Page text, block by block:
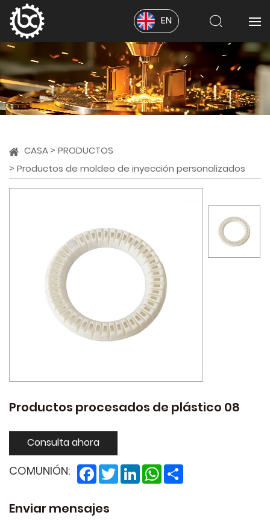
EN
CASA
PRODUCTOS
Productos de moldeo de inyección personalizados
Productos procesados de plástico 08
Consulta ahora
COMUNIÓN: Facebook
TwitterLinkedInWhatsApp
Enviar mensajes